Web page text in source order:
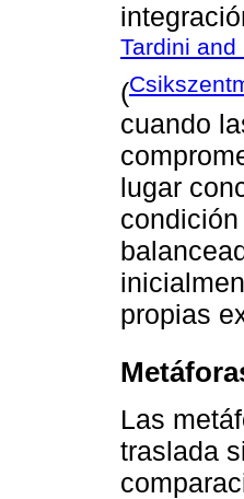
Tardini and
(
cuando
lugar
propias
Las
traslada